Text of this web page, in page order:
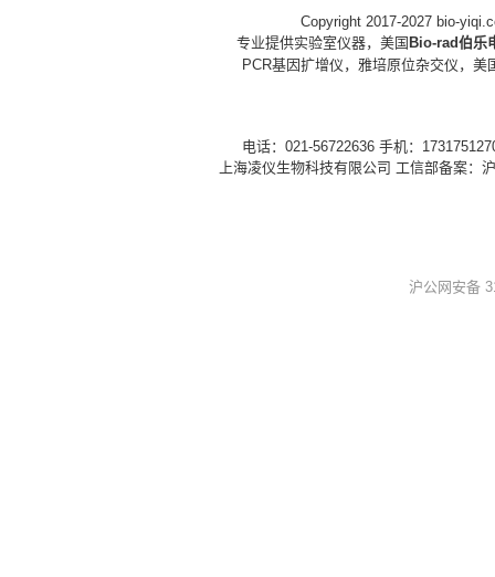
Copyright 2017-2027 bio-
专业提供实验室仪器，美国 Bio-rad伯乐
PCR基因扩增仪，雅培原位杂交仪，
电话：021-56722636 手机：
上海凌仪生物科技有限公司 工信部备案：
沪公网安备